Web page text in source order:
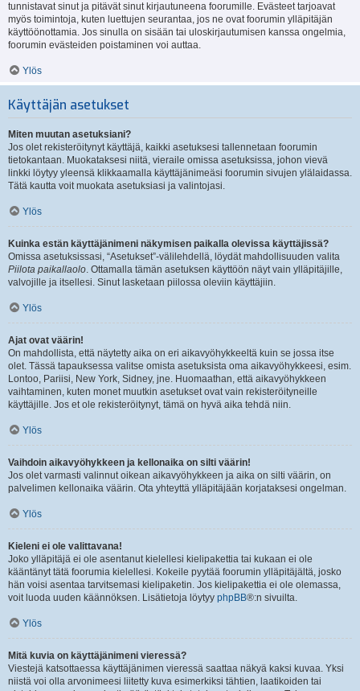
tunnistavat sinut ja pitävät sinut kirjautuneena foorumille. Evästeet tarjoavat
myös toimintoja, kuten luettujen seurantaa, jos ne ovat foorumin ylläpitäjän
käyttöönottamia. Jos sinulla on sisään tai uloskirjautumisen kanssa ongelmia,
foorumin evästeiden poistaminen voi auttaa.
Ylös
Käyttäjän asetukset
Miten muutan asetuksiani?
Jos olet rekisteröitynyt käyttäjä, kaikki asetuksesi tallennetaan foorumin
tietokantaan. Muokataksesi niitä, vieraile omissa asetuksissa, johon vievä
linkki löytyy yleensä klikkaamalla käyttäjänimeäsi foorumin sivujen ylälaidassa.
Tätä kautta voit muokata asetuksiasi ja valintojasi.
Ylös
Kuinka estän käyttäjänimeni näkymisen paikalla olevissa käyttäjissä?
Omissa asetuksissasi, “Asetukset”-välilehdellä, löydät mahdollisuuden valita
Piilota paikallaolo. Ottamalla tämän asetuksen käyttöön näyt vain ylläpitäjille,
valvojille ja itsellesi. Sinut lasketaan piilossa oleviin käyttäjiin.
Ylös
Ajat ovat väärin!
On mahdollista, että näytetty aika on eri aikavyöhykkeeltä kuin se jossa itse
olet. Tässä tapauksessa valitse omista asetuksista oma aikavyöhykkeesi, esim.
Lontoo, Pariisi, New York, Sidney, jne. Huomaathan, että aikavyöhykkeen
vaihtaminen, kuten monet muutkin asetukset ovat vain rekisteröityneille
käyttäjille. Jos et ole rekisteröitynyt, tämä on hyvä aika tehdä niin.
Ylös
Vaihdoin aikavyöhykkeen ja kellonaika on silti väärin!
Jos olet varmasti valinnut oikean aikavyöhykkeen ja aika on silti väärin, on
palvelimen kellonaika väärin. Ota yhteyttä ylläpitäjään korjataksesi ongelman.
Ylös
Kieleni ei ole valittavana!
Joko ylläpitäjä ei ole asentanut kielellesi kielipakettia tai kukaan ei ole
kääntänyt tätä foorumia kielellesi. Kokeile pyytää foorumin ylläpitäjältä, josko
hän voisi asentaa tarvitsemasi kielipaketin. Jos kielipakettia ei ole olemassa,
voit luoda uuden käännöksen. Lisätietoja löytyy phpBB®:n sivuilta.
Ylös
Mitä kuvia on käyttäjänimeni vieressä?
Viestejä katsottaessa käyttäjänimen vieressä saattaa näkyä kaksi kuvaa. Yksi
niistä voi olla arvonimeesi liitetty kuva esimerkiksi tähtien, laatikoiden tai